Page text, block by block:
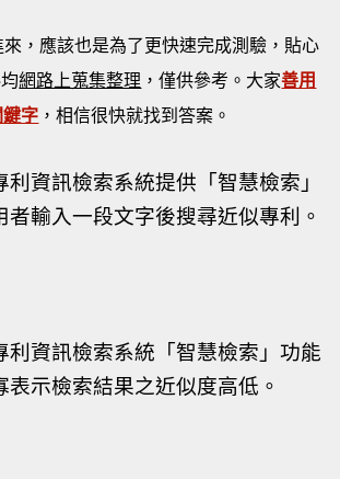
，應該也是為了更快速完成測驗，貼心
網路上蒐集整理 ，僅供參考。大家善用
字 ，相信很快就找到答案。
利資訊檢索系統提供「智慧檢索」
者輸入一段文字後搜尋近似專利。
利資訊檢索系統「智慧檢索」功能
表示檢索結果之近似度高低。